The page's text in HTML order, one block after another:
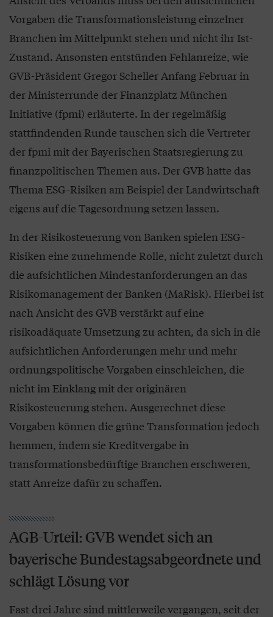
Vorgaben die Transformationsleistung einzelner
Branchen im Mittelpunkt stehen und nicht ihr Ist-
Zustand. Ansonsten entstünden Fehlanreize, wie
GVB-Präsident Gregor Scheller Anfang Februar in
der Ministerrunde der Finanzplatz München
Initiative (fpmi) erläuterte. In der regelmäßig
stattfindenden Runde tauschen sich die Vertreter
der fpmi mit der Bayerischen Staatsregierung zu
finanzpolitischen Themen aus. Der GVB hatte das
Thema ESG-Risiken am Beispiel der Landwirtschaft
eigens auf die Tagesordnung setzen lassen.
In der Risikosteuerung von Banken spielen ESG-
Risiken eine zunehmende Rolle, nicht zuletzt durch
die aufsichtlichen Mindestanforderungen an das
Risikomanagement der Banken (MaRisk). Hierbei ist
nach Ansicht des GVB verstärkt auf eine
risikoadäquate Umsetzung zu achten, da sich in die
aufsichtlichen Anforderungen mehr und mehr
ordnungspolitische Vorgaben einschleichen, die
nicht im Einklang mit der originären
Risikosteuerung stehen. Ausgerechnet diese
Vorgaben können die grüne Transformation jedoch
hemmen, indem sie Kreditvergabe in
transformationsbedürftige Branchen erschweren,
statt Anreize dafür zu schaffen.
AGB-Urteil: GVB wendet sich an
bayerische Bundestagsabgeordnete und
schlägt Lösung vor
Fast drei Jahre sind mittlerweile vergangen, seit der